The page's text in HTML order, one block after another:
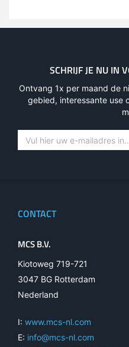
SCHRIJF JE NU IN
Ontvang 1x per maand de
gebied, interessante use
CONTACT
MCS B.V.
Kiotoweg 719-721
3047 BG Rotterdam
Nederland
I: www.mcs-nl.com
E: info@mcs-nl.com